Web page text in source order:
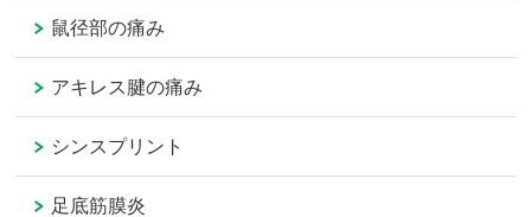
鼠径部の痛み
アキレス腱の痛み
シンスプリント
足底筋膜炎